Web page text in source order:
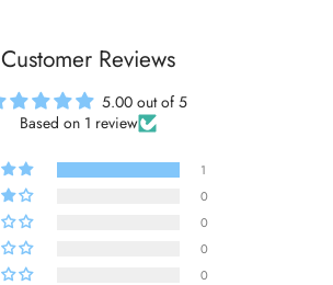
Customer Reviews
5.00 out of 5
Based on 1 review
1
0
0
0
0